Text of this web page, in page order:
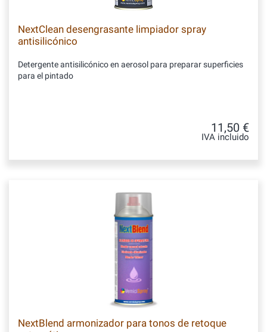
NextClean desengrasante limpiador spray
antisilicónico
Detergente antisilicónico en aerosol para preparar superficies
para el pintado
11,50 €
IVA incluido
NextBlend armonizador para tonos de retoque